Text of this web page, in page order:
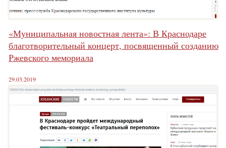
«Муниципальная новостная лента»: В Краснодаре
благотворительный концерт, посвященный созданию
Ржевского мемориала
29.03.2019